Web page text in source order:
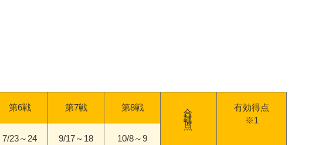
第6戦 第7戦 第8戦 合計得点
有効得点
※1
7/23～24 9/17～18 10/8～9